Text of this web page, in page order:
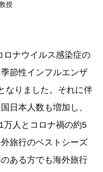
授
ロナウイルス感染症の
節性インフルエンザ
なりました。それに伴
日本人数も増加し、
万人とコロナ禍の約5
旅行のベストシーズ
ある方でも海外旅行